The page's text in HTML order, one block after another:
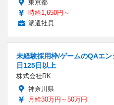
東京都
時給1,650円～
派遣社員
未経験採用枠/ゲームのQAエ
日125日以上
株式会社RK
神奈川県
月給30万円～50万円